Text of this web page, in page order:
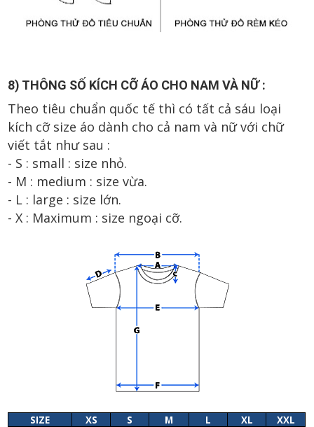
8) THÔNG SỐ KÍCH CỠ ÁO CHO NAM VÀ NỮ :
Theo tiêu chuẩn quốc tế thì có tất cả sáu loại
kích cỡ size áo dành cho cả nam và nữ với chữ
viết tắt như sau :
- S : small : size nhỏ.
- M : medium : size vừa.
- L : large : size lớn.
- X : Maximum : size ngoại cỡ.
SIZE XS S M L XL
XXL